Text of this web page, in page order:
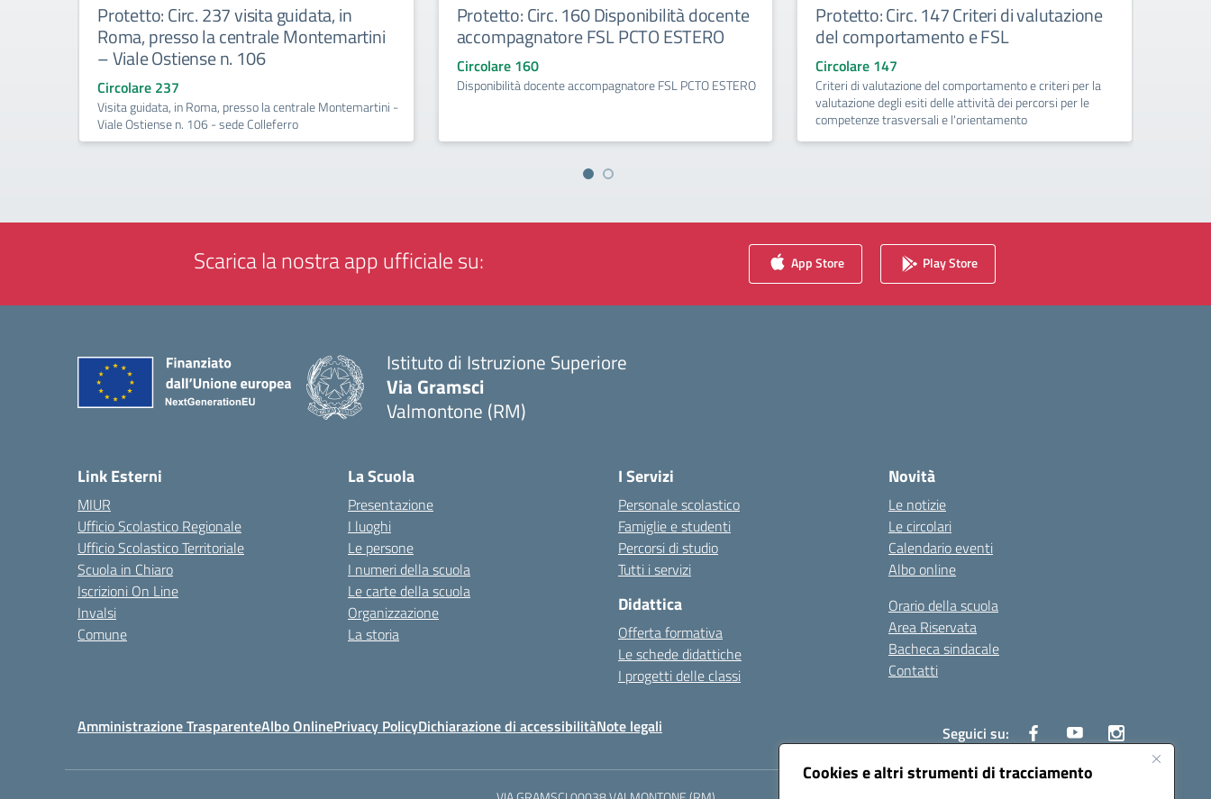
Cookies e altri strumenti di tracciamento
Protetto: Circ. 237 visita guidata, in
Roma, presso la centrale Montemartini
– Viale Ostiense n. 106
Circolare 237
Visita guidata, in Roma, presso la centrale Montemartini -
Viale Ostiense n. 106 - sede Colleferro
Protetto: Circ. 160 Disponibilità docente
accompagnatore FSL PCTO ESTERO
Circolare 160
Disponibilità docente accompagnatore FSL PCTO ESTERO
Protetto: Circ. 147 Criteri di valutazione
del comportamento e FSL
Circolare 147
Criteri di valutazione del comportamento e criteri per la
valutazione degli esiti delle attività dei percorsi per le
competenze trasversali e l'orientamento
Scarica la nostra app ufficiale su: App Store Play Store
Istituto di Istruzione Superiore
Via Gramsci
Valmontone (RM)
Link Esterni
MIUR
Ufficio Scolastico Regionale
Ufficio Scolastico Territoriale
Scuola in Chiaro
Iscrizioni On Line
Invalsi
Comune
La Scuola
Presentazione
I luoghi
Le persone
I numeri della scuola
Le carte della scuola
Organizzazione
La storia
I Servizi
Personale scolastico
Famiglie e studenti
Percorsi di studio
Tutti i servizi
Didattica
Offerta formativa
Le schede didattiche
I progetti delle classi
Novità
Le notizie
Le circolari
Calendario eventi
Albo online
Orario della scuola
Area Riservata
Bacheca sindacale
Contatti
Amministrazione TrasparenteAlbo OnlinePrivacy PolicyDichiarazione di accessibilitàNote legali Seguici su: